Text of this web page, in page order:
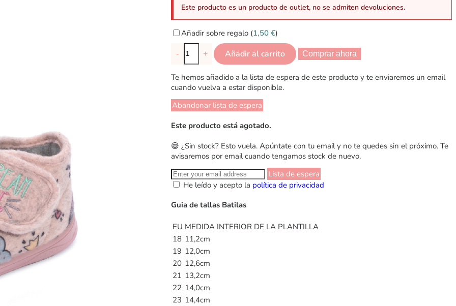
Este producto es un producto de outlet, no se admiten devoluciones.
Añadir sobre regalo (1,50 €)
- + Añadir al carrito Comprar ahora
Te hemos añadido a la lista de espera de este producto y te enviaremos un email
cuando vuelva a estar disponible.
Abandonar lista de espera
Este producto está agotado.
😅 ¿Sin stock? Esto vuela. Apúntate con tu email y no te quedes sin el próximo. Te
avisaremos por email cuando tengamos stock de nuevo.
Lista de espera
He leído y acepto la política de privacidad
Guia de tallas Batilas
EU MEDIDA INTERIOR DE LA PLANTILLA
18 11,2cm
19 12,0cm
20 12,6cm
21 13,2cm
22 14,0cm
23 14,4cm